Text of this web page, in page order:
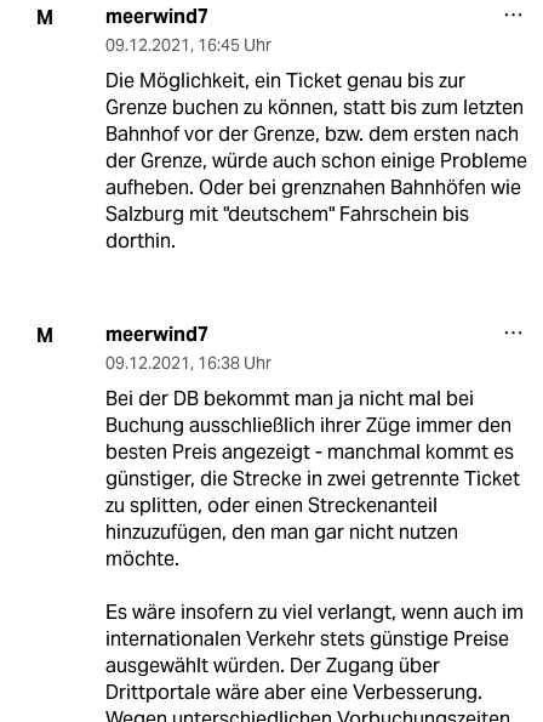
M meerwind7
09.12.2021, 16:45 Uhr
Die Möglichkeit, ein Ticket genau bis zur
Grenze buchen zu können, statt bis zum letzten
Bahnhof vor der Grenze, bzw. dem ersten nach
der Grenze, würde auch schon einige Probleme
aufheben. Oder bei grenznahen Bahnhöfen wie
Salzburg mit "deutschem" Fahrschein bis
dorthin.
M meerwind7
09.12.2021, 16:38 Uhr
Bei der DB bekommt man ja nicht mal bei
Buchung ausschließlich ihrer Züge immer den
besten Preis angezeigt - manchmal kommt es
günstiger, die Strecke in zwei getrennte Ticket
zu splitten, oder einen Streckenanteil
hinzuzufügen, den man gar nicht nutzen
möchte.
Es wäre insofern zu viel verlangt, wenn auch im
internationalen Verkehr stets günstige Preise
ausgewählt würden. Der Zugang über
Drittportale wäre aber eine Verbesserung.